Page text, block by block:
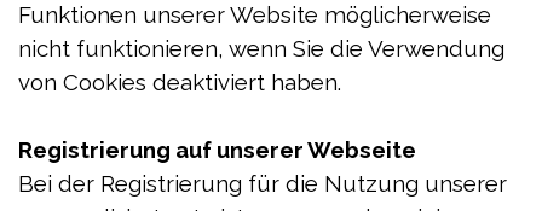
Funktionen unserer Website möglicherweise
nicht funktionieren, wenn Sie die Verwendung
von Cookies deaktiviert haben.
Registrierung auf unserer Webseite
Bei der Registrierung für die Nutzung unserer